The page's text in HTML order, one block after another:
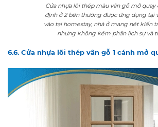
Cửa nhựa lõi thép màu vân gỗ mở quay
định ở 2 bên thường được ứng dụng tại
vào tại homestay, nhà ở mang nét kiến
nhưng không kém phần lịch sự và
6.6. Cửa nhựa lõi thép vân gỗ 1 cánh mở